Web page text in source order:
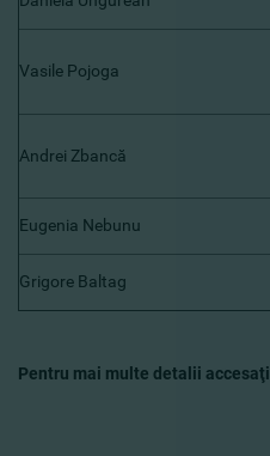
Vasile Pojoga
Andrei Zbancă
Eugenia Nebunu
Grigore Baltag
Pentru mai multe detalii accesaţi